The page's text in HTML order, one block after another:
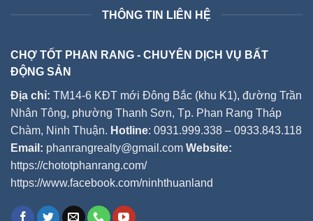
THÔNG TIN LIÊN HỆ
CHỢ TỐT PHAN RANG - CHUYÊN DỊCH VỤ BẤT
ĐỘNG SẢN
Địa chỉ: TM14-6 KĐT mới Đông Bắc (khu K1), đường Trần
Nhân Tông, phường Thanh Sơn, Tp. Phan Rang Tháp
Chàm, Ninh Thuận. Hotline: 0931.999.338 – 0933.843.118
Email: phanrangrealty@gmail.com Website:
https://chototphanrang.com/
https://www.facebook.com/ninhthuanland